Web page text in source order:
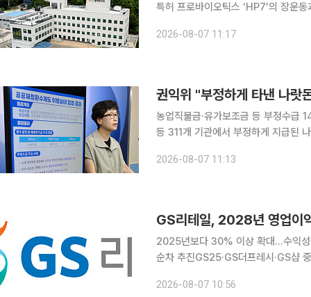
특허 프로바이오틱스 ‘HP7’의 장운
일곱 번째다. HP7은 hy가 김치에서
2026-08-07 11:17
권익위 "부정하게 타낸 나
농업직불금·유가보조금 등 부정수급 14만여 건 적발 지난해 중앙행정
등 311개 기관에서 부정하게 지급된 나랏돈
2026-08-07 11:13
GS리테일, 2028년 영업이
2025년보다 30% 이상 확대…수익성
순차 추진GS25·GS더프레시·GS샵 중심의 성장 전략
주력사업의 경쟁력을 강화하고 주주
2026-08-07 10:56